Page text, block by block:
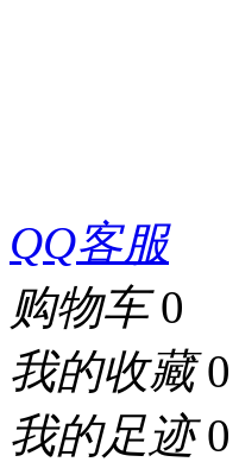
QQ客服
购物车 0
我的收藏 0
我的足迹 0